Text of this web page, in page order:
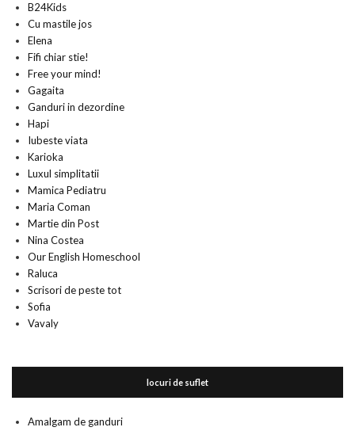
B24Kids
Cu mastile jos
Elena
Fifi chiar stie!
Free your mind!
Gagaita
Ganduri in dezordine
Hapi
Iubeste viata
Karioka
Luxul simplitatii
Mamica Pediatru
Maria Coman
Martie din Post
Nina Costea
Our English Homeschool
Raluca
Scrisori de peste tot
Sofia
Vavaly
locuri de suflet
Amalgam de ganduri